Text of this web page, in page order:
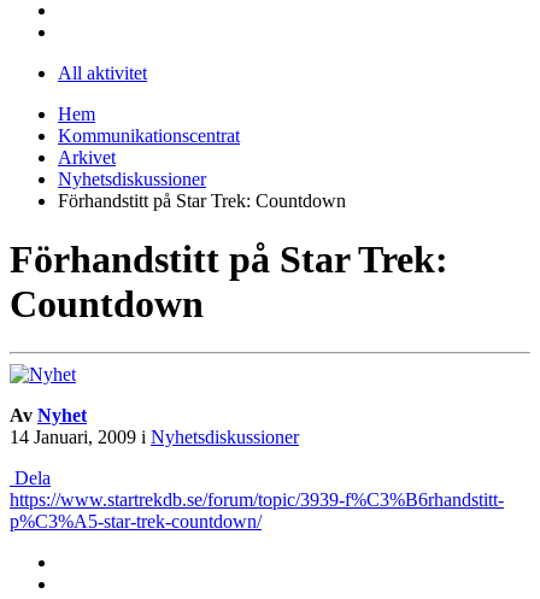
All aktivitet
Hem
Kommunikationscentrat
Arkivet
Nyhetsdiskussioner
Förhandstitt på Star Trek: Countdown
Förhandstitt på Star Trek:
Countdown
Av Nyhet
14 Januari, 2009 i Nyhetsdiskussioner
Dela
https://www.startrekdb.se/forum/topic/3939-f%C3%B6rhandstitt-
p%C3%A5-star-trek-countdown/